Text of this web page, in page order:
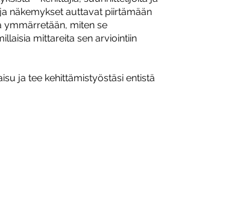
näkemykset auttavat piirtämään
ymmärretään, miten se
mittareita sen arviointiin
ja tee kehittämistyöstäsi entistä